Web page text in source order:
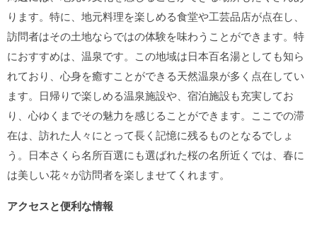
ります。特に、地元料理を楽しめる食堂や工芸品店が点在し、
訪問者はその土地ならではの体験を味わうことができます。特
におすすめは、温泉です。この地域は日本百名湯としても知ら
れており、心身を癒すことができる天然温泉が多く点在してい
ます。日帰りで楽しめる温泉施設や、宿泊施設も充実してお
り、心ゆくまでその魅力を感じることができます。ここでの滞
在は、訪れた人々にとって長く記憶に残るものとなるでしょ
う。日本さくら名所百選にも選ばれた桜の名所近くでは、春に
は美しい花々が訪問者を楽しませてくれます。
アクセスと便利な情報